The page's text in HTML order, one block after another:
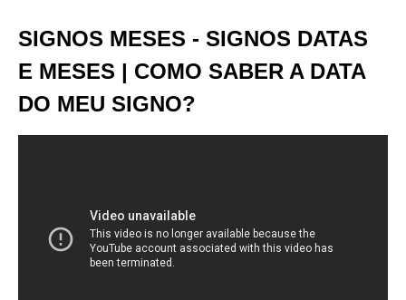
SIGNOS MESES - SIGNOS DATAS
E MESES | COMO SABER A DATA
DO MEU SIGNO?